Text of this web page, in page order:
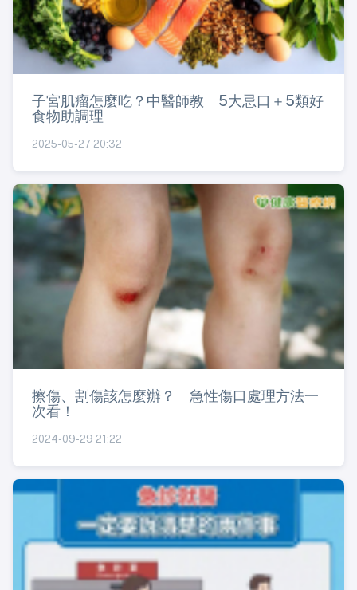
子宮肌瘤怎麼吃？中醫師教 5大忌口＋5類好
食物助調理
2025-05-27 20:32
擦傷、割傷該怎麼辦？ 急性傷口處理方法一
次看！
2024-09-29 21:22